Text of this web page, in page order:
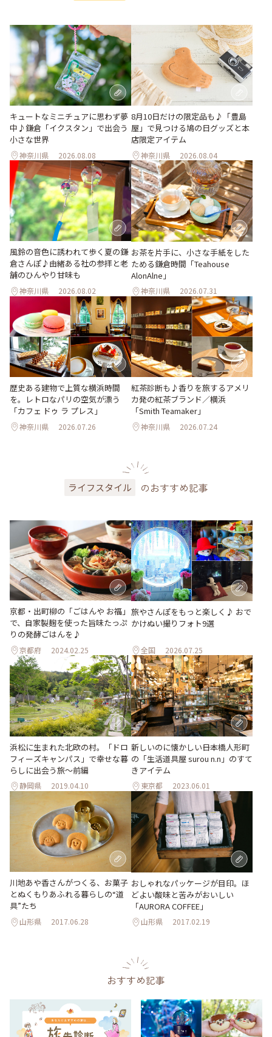
キュートなミニチュアに思わず夢
中♪鎌倉「イクスタン」で出会う
小さな世界
神奈川県 2026.08.08
8月10日だけの限定品も♪「豊島
屋」で見つける鳩の日グッズと本
店限定アイテム
神奈川県 2026.08.04
風鈴の音色に誘われて歩く夏の鎌
倉さんぽ♪由緒ある社の参拝と老
舗のひんやり甘味も
神奈川県 2026.08.02
お茶を片手に、小さな手紙をした
ためる鎌倉時間「Teahouse
AlonAlne」
神奈川県 2026.07.31
歴史ある建物で上質な横浜時間
を。レトロなパリの空気が漂う
「カフェ ドゥ ラ プレス」
神奈川県 2026.07.26
紅茶診断も♪香りを旅するアメリ
カ発の紅茶ブランド／横浜
「Smith Teamaker」
神奈川県 2026.07.24
ライフスタイル のおすすめ記事
京都・出町柳の「ごはんや お福」
で、自家製麹を使った旨味たっぷ
りの発酵ごはんを♪
京都府 2024.02.25
旅やさんぽをもっと楽しく♪ おで
かけぬい撮りフォト9選
全国 2026.07.25
浜松に生まれた北欧の村。「ドロ
フィーズキャンパス」で幸せな暮
らしに出会う旅～前編
静岡県 2019.04.10
新しいのに懐かしい――日本橋人形町
の「生活道具屋 surou n.n」のすて
きアイテム
東京都 2023.06.01
川地あや香さんがつくる、お菓子
とぬくもりあふれる暮らしの“道
具”たち
山形県 2017.06.28
おしゃれなパッケージが目印。ほ
どよい酸味と苦みがおいしい
「AURORA COFFEE」
山形県 2017.02.19
おすすめ記事